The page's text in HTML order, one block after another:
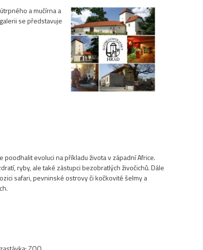
a mučírna a
se představuje
evoluci na příkladu života v západní Africe.
ryby, ale také zástupci bezobratlých živočichů. Dále
safari, pevninské ostrovy či kočkovité šelmy a